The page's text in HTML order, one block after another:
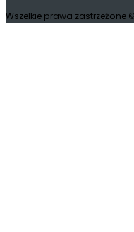
Wszelkie prawa zastrzeżone